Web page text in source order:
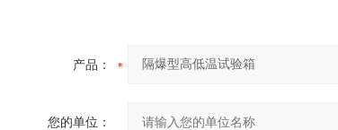
产品：
您的单位：